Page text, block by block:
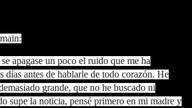
apagase un poco el ruido que me ha
días antes de hablarle de todo corazón. He
grande, que no he buscado ni
supe la noticia, pensé primero en mi madre y